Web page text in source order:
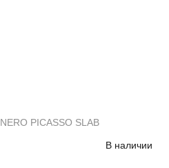
NERO PICASSO SLAB
В наличии